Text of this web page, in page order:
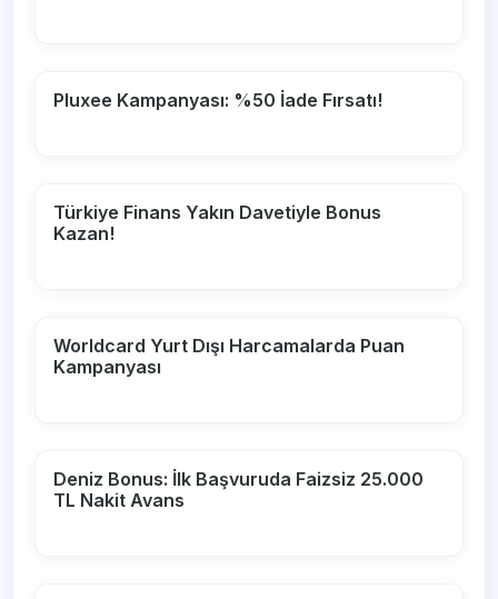
Pluxee Kampanyası: %50 İade Fırsatı!
Türkiye Finans Yakın Davetiyle Bonus
Kazan!
Worldcard Yurt Dışı Harcamalarda Puan
Kampanyası
Deniz Bonus: İlk Başvuruda Faizsiz 25.000
TL Nakit Avans